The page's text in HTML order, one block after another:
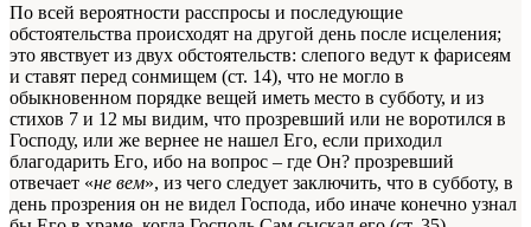
По всей вероятности расспросы и последующие
обстоятельства происходят на другой день после исцеления;
это явствует из двух обстоятельств: слепого ведут к фарисеям
и ставят перед сонмищем (ст. 14), что не могло в
обыкновенном порядке вещей иметь место в субботу, и из
стихов 7 и 12 мы видим, что прозревший или не воротился в
Господу, или же вернее не нашел Его, если приходил
благодарить Его, ибо на вопрос – где Он? прозревший
отвечает «не вем», из чего следует заключить, что в субботу, в
день прозрения он не видел Господа, ибо иначе конечно узнал